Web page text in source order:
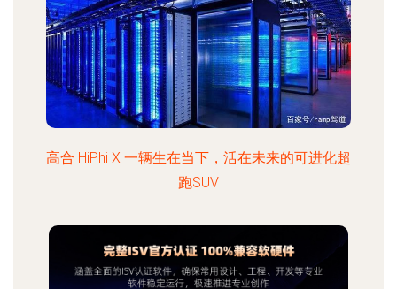
高合 HiPhi X 一辆生在当下，活在未来的可进化超
跑SUV